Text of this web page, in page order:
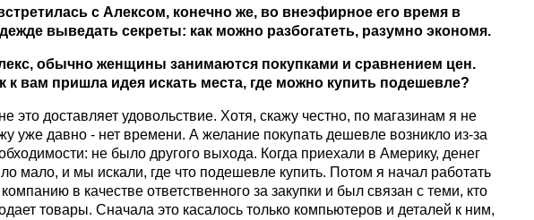
с Алексом, конечно же, во внеэфирное его время в
выведать секреты: как можно разбогатеть, разумно экономя.
обычно женщины занимаются покупками и сравнением цен.
к вам пришла идея искать места, где можно купить подешевле?
это доставляет удовольствие. Хотя, скажу честно, по магазинам я не
уже давно - нет времени. А желание покупать дешевле возникло из-за
не было другого выхода. Когда приехали в Америку, денег
мало, и мы искали, где что подешевле купить. Потом я начал работать
в качестве ответственного за закупки и был связан с теми, кто
товары. Сначала это касалось только компьютеров и деталей к ним,